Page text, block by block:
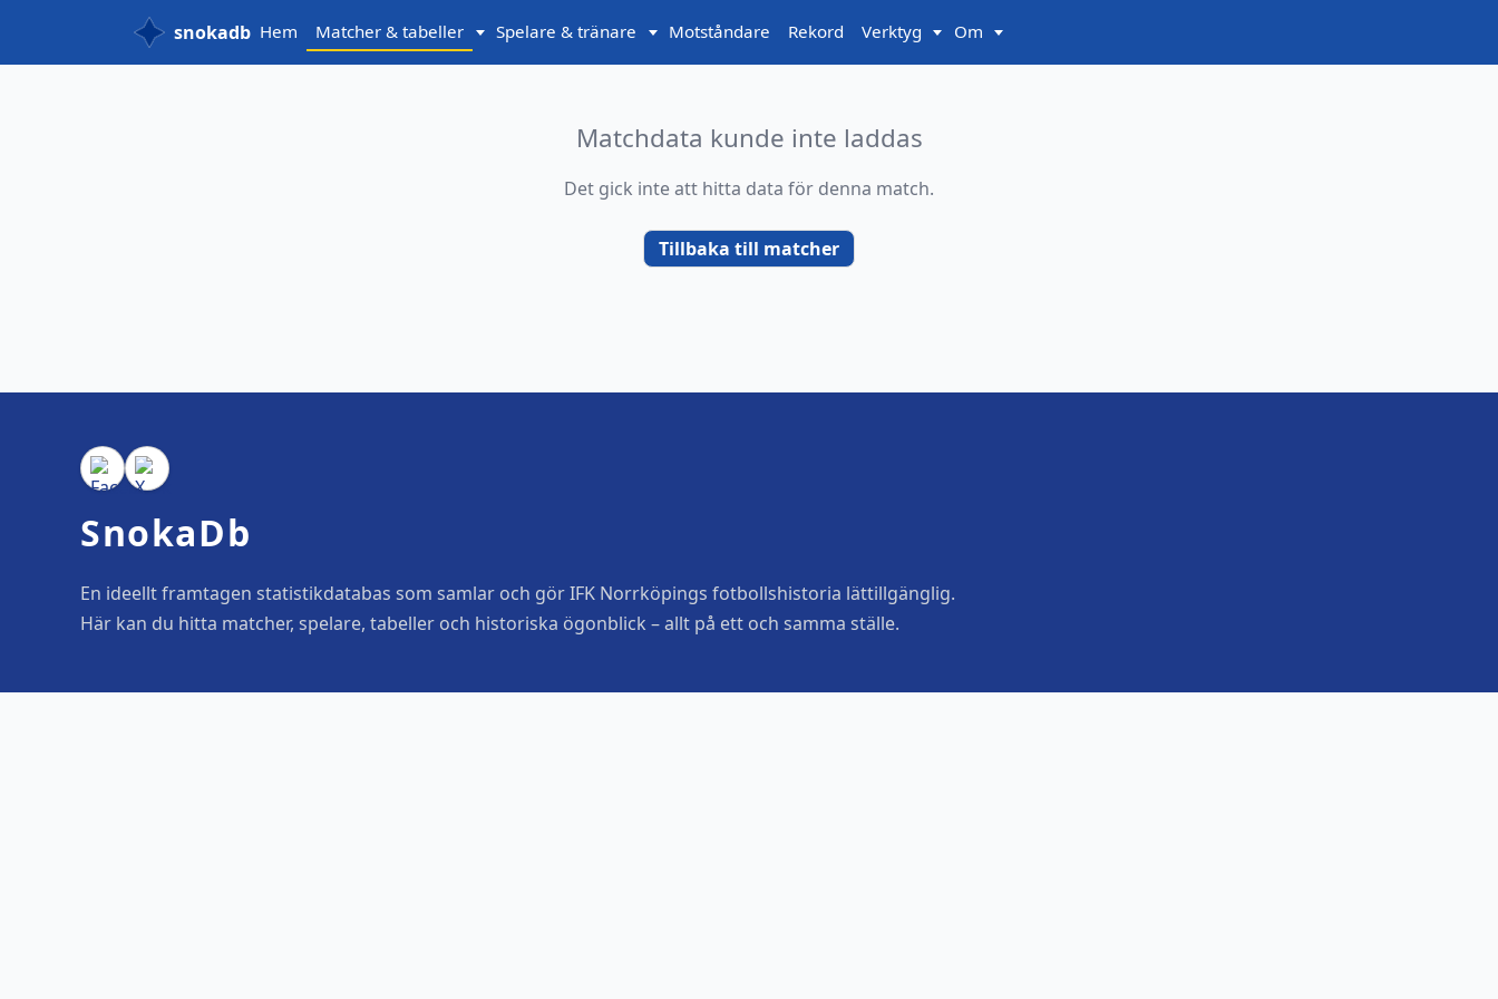
snokadb Hem Matcher & tabeller Spelare & tränare Motståndare Rekord Verktyg Om
Matchdata kunde inte laddas
Det gick inte att hitta data för denna match.
Tillbaka till matcher
SnokaDb
En ideellt framtagen statistikdatabas som samlar och gör IFK Norrköpings fotbollshistoria lättillgänglig.
Här kan du hitta matcher, spelare, tabeller och historiska ögonblick – allt på ett och samma ställe.